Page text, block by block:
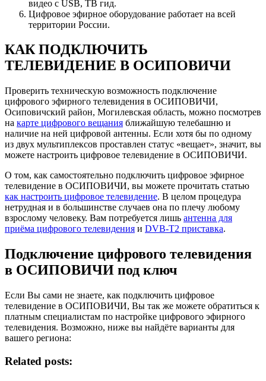
видео с USB, ТВ гид.
Цифровое эфирное оборудование работает на всей
территории России.
КАК ПОДКЛЮЧИТЬ
ТЕЛЕВИДЕНИЕ В ОСИПОВИЧИ
Проверить техническую возможность подключение
цифрового эфирного телевидения в ОСИПОВИЧИ,
Осиповичский район, Могилевская область, можно посмотрев
на карте цифрового вещания ближайшую телебашню и
наличие на ней цифровой антенны. Если хотя бы по одному
из двух мультиплексов проставлен статус «вещает», значит, вы
можете настроить цифровое телевидение в ОСИПОВИЧИ.
О том, как самостоятельно подключить цифровое эфирное
телевидение в ОСИПОВИЧИ, вы можете прочитать статью
как настроить цифровое телевидение. В целом процедура
нетрудная и в большинстве случаев она по плечу любому
взрослому человеку. Вам потребуется лишь антенна для
приёма цифрового телевидения и DVB-T2 приставка.
Подключение цифрового телевидения
в ОСИПОВИЧИ под ключ
Если Вы сами не знаете, как подключить цифровое
телевидение в ОСИПОВИЧИ, Вы так же можете обратиться к
платным специалистам по настройке цифрового эфирного
телевидения. Возможно, ниже вы найдёте варианты для
вашего региона:
Related posts: